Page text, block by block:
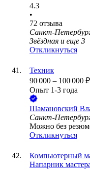
4.3
•
72 отзыва
Санкт-
Звёздная и еще 3
Откликнуться
Техник
90 000 – 100 000 ₽
Опыт 1-3 года
Шамановский
Санкт-
Можно без
Откликнуться
Компьютерный
Напарник